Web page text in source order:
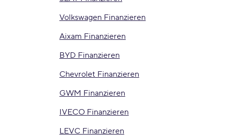
Volkswagen Finanzieren
Aixam Finanzieren
BYD Finanzieren
Chevrolet Finanzieren
GWM Finanzieren
IVECO Finanzieren
LEVC Finanzieren